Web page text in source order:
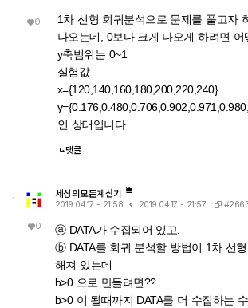
0
1차 선형 회귀분석으로 문제를 풀고자
나오는데, 0보다 크게 나오게 하려면 어
y축범위는 0~1
실험값
x={120,140,160,180,200,220,240}
인 상태입니다.
댓글
1
0
세상의모든계산기
2019.04.17 - 21:58 2019.04.17 - 21:57
ⓐ DATA가 수집되어 있고,
ⓑ DATA를 회귀 분석할 방법이 1차 선
해져 있는데
b>0 으로 만들려면??
b>0 이 될때까지 DATA를 더 수집하는